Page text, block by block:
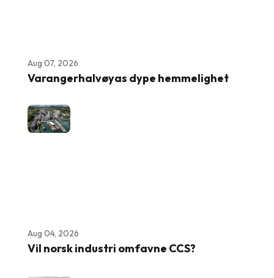
Aug 07, 2026
Varangerhalvøyas dype hemmelighet
Aug 04, 2026
Vil norsk industri omfavne CCS?